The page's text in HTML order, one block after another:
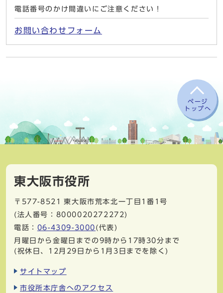
電話番号のかけ間違いにご注意ください！
お問い合わせフォーム
ページ
トップへ
東大阪市役所
〒577-8521
東大阪市荒本北一丁目1番1号
(法人番号：8000020272272)
電話： 06-4309-3000 (代表)
月曜日から金曜日までの9時から17時30分まで
(祝休日、12月29日から1月3日までを除く)
サイトマップ
市役所本庁舎へのアクセス